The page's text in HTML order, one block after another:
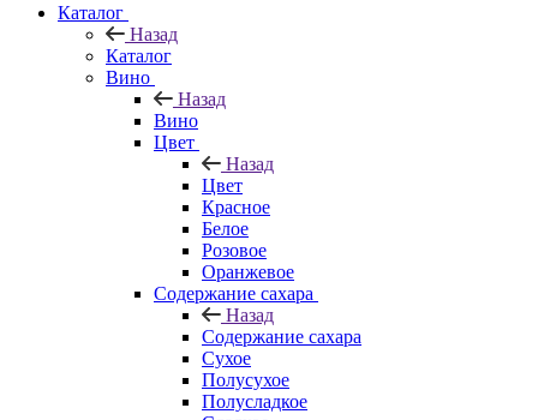
Каталог
Назад
Каталог
Вино
Назад
Вино
Цвет
Назад
Цвет
Красное
Белое
Розовое
Оранжевое
Содержание сахара
Назад
Содержание сахара
Сухое
Полусухое
Полусладкое